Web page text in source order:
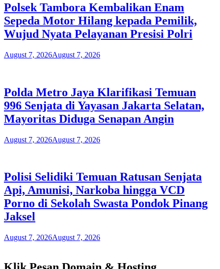
Polsek Tambora Kembalikan Enam
Sepeda Motor Hilang kepada Pemilik,
Wujud Nyata Pelayanan Presisi Polri
August 7, 2026August 7, 2026
Polda Metro Jaya Klarifikasi Temuan
996 Senjata di Yayasan Jakarta Selatan,
Mayoritas Diduga Senapan Angin
August 7, 2026August 7, 2026
Polisi Selidiki Temuan Ratusan Senjata
Api, Amunisi, Narkoba hingga VCD
Porno di Sekolah Swasta Pondok Pinang
Jaksel
August 7, 2026August 7, 2026